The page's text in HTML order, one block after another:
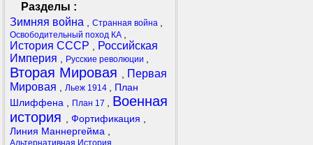
Разделы :
Зимняя война
Странная война
Освободительный поход КА
История СССР
Российская
Империя
Русские революции
Вторая Мировая
Первая
Мировая
Льеж 1914
План
Шлиффена
План 17
Военная
история
Фортификация
Линия Маннергейма
Альтернативная История